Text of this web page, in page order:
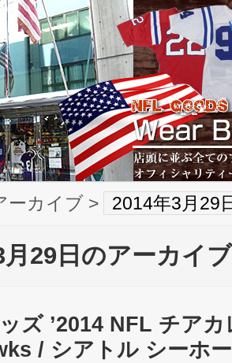
ーカイブ > 2014年3月29
月29日のアーカイブ
ズ ’2014 NFL チア
/ シアトル シーホ